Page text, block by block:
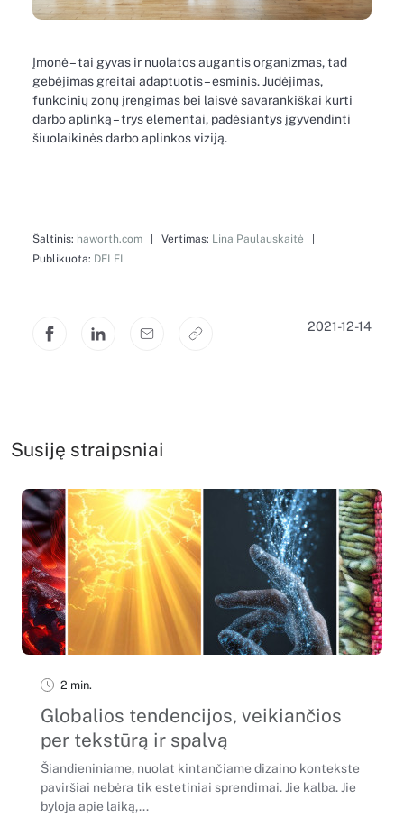
Įmonė – tai gyvas ir nuolatos augantis organizmas, tad
gebėjimas greitai adaptuotis – esminis. Judėjimas,
funkcinių zonų įrengimas bei laisvė savarankiškai kurti
darbo aplinką – trys elementai, padėsiantys įgyvendinti
šiuolaikinės darbo aplinkos viziją.
Šaltinis: haworth.com | Vertimas: Lina Paulauskaitė
Publikuota: DELFI
2021-12-14
Susiję straipsniai
2 min.
Globalios tendencijos, veikiančios
per tekstūrą ir spalvą
Šiandieniniame, nuolat kintančiame dizaino kontekste
paviršiai nebėra tik estetiniai sprendimai. Jie kalba. Jie
byloja apie laiką,...